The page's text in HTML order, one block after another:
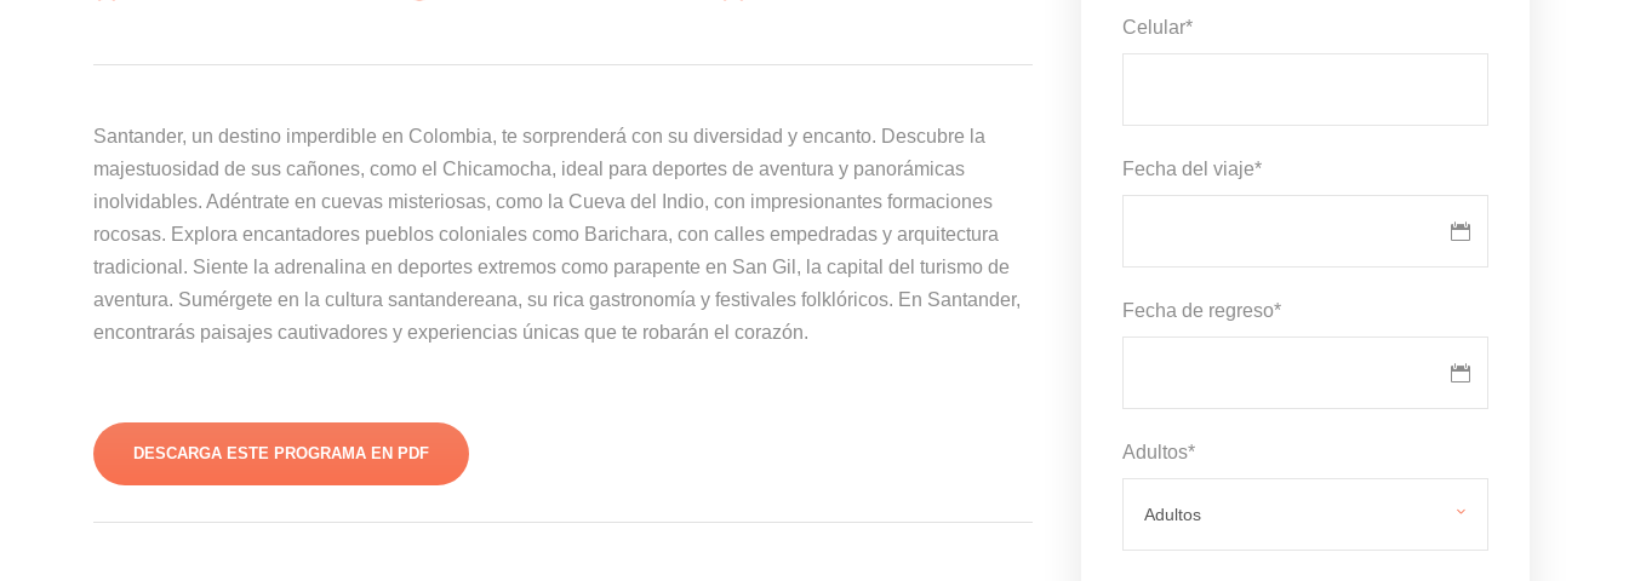
Celular*
Fecha del viaje*
Fecha de regreso*
Adultos*
Santander, un destino imperdible en Colombia, te sorprenderá con su diversidad y encanto. Descubre la
majestuosidad de sus cañones, como el Chicamocha, ideal para deportes de aventura y panorámicas
inolvidables. Adéntrate en cuevas misteriosas, como la Cueva del Indio, con impresionantes formaciones
rocosas. Explora encantadores pueblos coloniales como Barichara, con calles empedradas y arquitectura
tradicional. Siente la adrenalina en deportes extremos como parapente en San Gil, la capital del turismo de
aventura. Sumérgete en la cultura santandereana, su rica gastronomía y festivales folklóricos. En Santander,
encontrarás paisajes cautivadores y experiencias únicas que te robarán el corazón.
DESCARGA ESTE PROGRAMA EN PDF